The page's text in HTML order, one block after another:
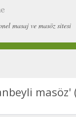
masaj ve masöz sitesi
masöz'